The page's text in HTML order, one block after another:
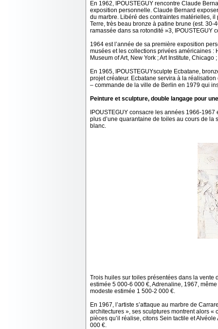
En 1962, IPOUSTEGUY rencontre Claude
exposition personnelle. Claude Bernard
du marbre. Libéré des contraintes matérielles,
Terre, très beau bronze à patine brune (est. 30-
ramassée dans sa rotondité »3, IPOUSTEGUY
1964 est l’année de sa première exposition
musées et les collections privées américaines :
Museum of Art, New York ; Art Institute,
En 1965, IPOUSTEGUYsculpte Ecbatane,
projet créateur. Ecbatane servira à la
– commande de la ville de Berlin en 1979 qui
Peinture et sculpture, double langage pour
IPOUSTEGUY consacre les années 1966-
plus d’une quarantaine de toiles au cours de
blanc.
Trois huiles sur toiles présentées dans la vente
estimée 5 000-6 000 €, Adrenaline, 1967,
modeste estimée 1 500-2 000 €.
En 1967, l’artiste s’attaque au marbre de
architectures », ses sculptures montrent alors
pièces qu’il réalise, citons Sein tactile et
000 €.